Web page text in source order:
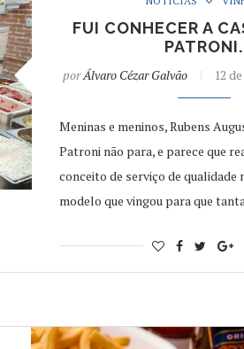
FUI CONHECER A
PATRONI.
porÁlvaro Cézar Galvão 12
Meninas e meninos, Rubens
Patroni não para, e parece que
conceito de serviço de qualidade
modelo que vingou para que